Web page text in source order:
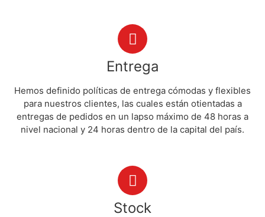
Entrega
Hemos definido políticas de entrega cómodas y flexibles
para nuestros clientes, las cuales están otientadas a
entregas de pedidos en un lapso máximo de 48 horas a
nivel nacional y 24 horas dentro de la capital del país.
Stock